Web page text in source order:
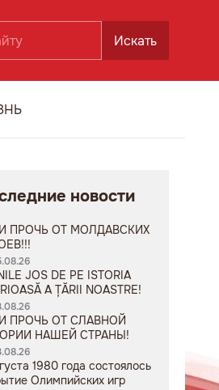
Искать
новости
ПРОЧЬ ОТ МОЛДАВСКИХ
JOS DE PE ISTORIA
A ȚĂRII NOASTRE!
ПРОЧЬ ОТ СЛАВНОЙ
НАШЕЙ СТРАНЫ!
1980 года состоялось
Олимпийских игр